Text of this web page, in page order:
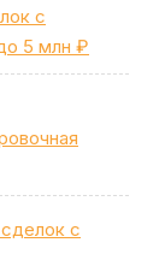
с
5 млн ₽
с